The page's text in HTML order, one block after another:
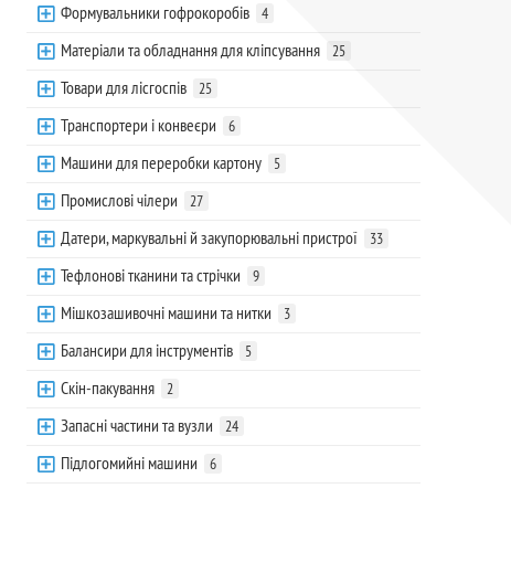
Формувальники гофрокоробів 4
Матеріали та обладнання для кліпсування 25
Товари для лісгоспів 25
Транспортери і конвеєри 6
Машини для переробки картону 5
Промислові чілери 27
Датери, маркувальні й закупорювальні пристрої 33
Тефлонові тканини та стрічки 9
Мішкозашивочні машини та нитки 3
Балансири для інструментів 5
Скін-пакування 2
Запасні частини та вузли 24
Підлогомийні машини 6